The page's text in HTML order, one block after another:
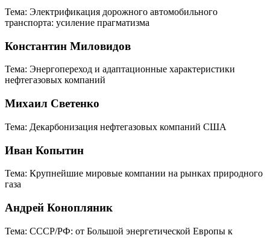
Тема: Электрификация дорожного автомобильного
транспорта: усиление прагматизма
Константин Миловидов
Тема: Энергопереход и адаптационные характеристики
нефтегазовых компаний
Михаил Светенко
Тема: Декарбонизация нефтегазовых компаний США
Иван Копытин
Тема: Крупнейшие мировые компании на рынках природного
газа
Андрей Конопляник
Тема: СССР/РФ: от Большой энергетической Европы к